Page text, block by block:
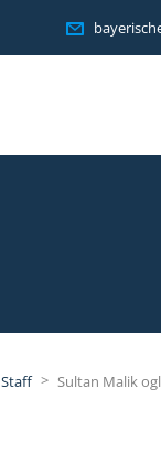
Staff > Sultan Malik